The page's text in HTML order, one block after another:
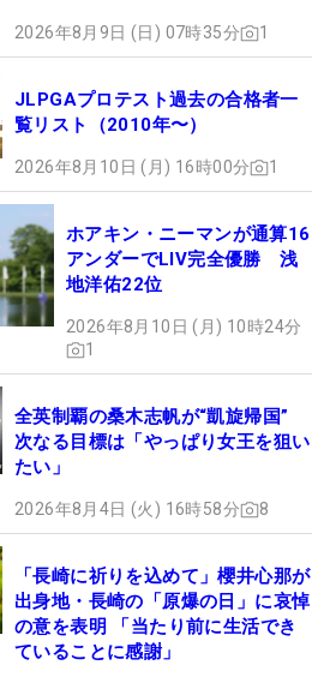
2026年8月9日 (日) 07時35分 1
JLPGAプロテスト過去の合格者一
覧リスト（2010年〜）
2026年8月10日 (月) 16時00分 1
ホアキン・ニーマンが通算16
アンダーでLIV完全優勝 浅
地洋佑22位
2026年8月10日 (月) 10時24分
1
全英制覇の桑木志帆が“凱旋帰国”
次なる目標は「やっぱり女王を狙い
たい」
2026年8月4日 (火) 16時58分 8
「長崎に祈りを込めて」櫻井心那が
出身地・長崎の「原爆の日」に哀悼
の意を表明 「当たり前に生活でき
ていることに感謝」